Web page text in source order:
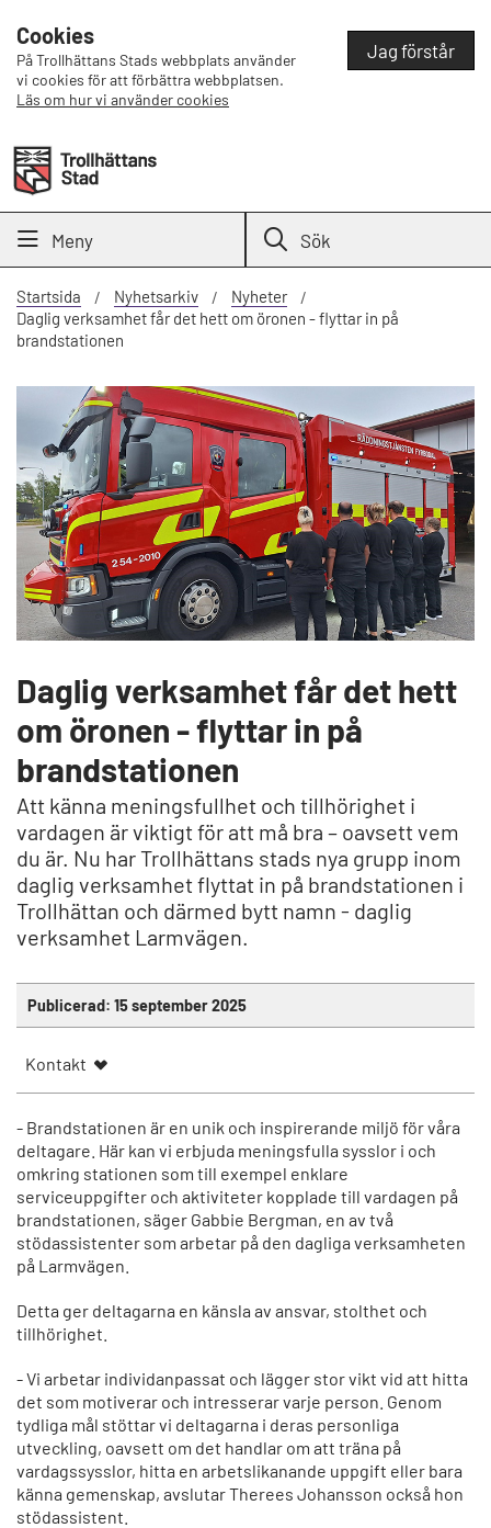
Cookies
På Trollhättans Stads webbplats använder
vi cookies för att förbättra webbplatsen.
Läs om hur vi använder cookies
Jag förstår
Meny Sök
Startsida Nyhetsarkiv
Nyheter
Daglig verksamhet får det hett om öronen - flyttar in på
brandstationen
Daglig verksamhet får det hett
om öronen - flyttar in på
brandstationen
Att känna meningsfullhet och tillhörighet i
vardagen är viktigt för att må bra – oavsett vem
du är. Nu har Trollhättans stads nya grupp inom
daglig verksamhet flyttat in på brandstationen i
Trollhättan och därmed bytt namn - daglig
verksamhet Larmvägen.
Publicerad: 15 september 2025
Kontakt
- Brandstationen är en unik och inspirerande miljö för våra
deltagare. Här kan vi erbjuda meningsfulla sysslor i och
omkring stationen som till exempel enklare
serviceuppgifter och aktiviteter kopplade till vardagen på
brandstationen, säger Gabbie Bergman, en av två
stödassistenter som arbetar på den dagliga verksamheten
på Larmvägen.
Detta ger deltagarna en känsla av ansvar, stolthet och
tillhörighet.
- Vi arbetar individanpassat och lägger stor vikt vid att hitta
det som motiverar och intresserar varje person. Genom
tydliga mål stöttar vi deltagarna i deras personliga
utveckling, oavsett om det handlar om att träna på
vardagssysslor, hitta en arbetslikanande uppgift eller bara
känna gemenskap, avslutar Therees Johansson också hon
stödassistent.